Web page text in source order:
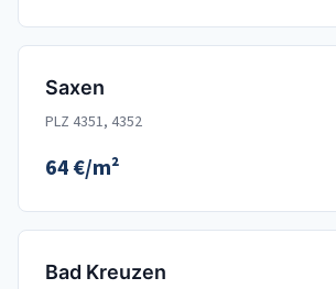
Saxen
PLZ 4351, 4352
64 €/m²
Bad Kreuzen